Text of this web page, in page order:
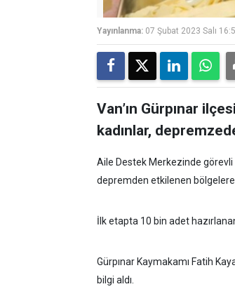
Yayınlanma: 07 Şubat 2023 Salı
Van’ın Gürpınar
kadınlar,
Aile Destek Merkezinde görevli
depremden etkilenen
İlk etapta 10 bin adet
Gürpınar Kaymakamı Fatih
bilgi aldı.